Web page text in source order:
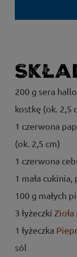
200 g sera
kostkę (ok. 2,5
1 czerwona
(ok. 2,5 cm)
1 czerwona
1 mała
100 g małych
3 łyżeczki
1 łyżeczka
sól